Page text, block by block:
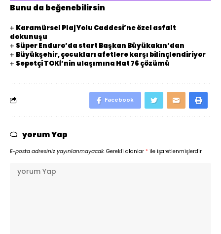
Bunu da beğenebilirsin
Karamürsel Plaj Yolu Caddesi’ne özel asfalt
dokunuşu
Süper Enduro’da start Başkan Büyükakın’dan
Büyükşehir, çocukları afetlere karşı bilinçlendiriyor
Sepetçi TOKİ’nin ulaşımına Hat 76 çözümü
Facebook
yorum Yap
E-posta adresiniz yayınlanmayacak. Gerekli alanlar * ile işaretlenmişlerdir